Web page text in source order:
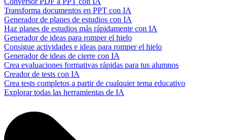
Transforma documentos en PPT con IA
Generador de planes de estudios con IA
Haz planes de estudios más rápidamente con IA
Generador de ideas para romper el hielo
Consigue actividades e ideas para romper el hielo
Generador de ideas de cierre con IA
Crea evaluaciones formativas rápidas para tus alumnos
Creador de tests con IA
Crea tests completos a partir de cualquier tema educativo
Explorar todas las herramientas de IA